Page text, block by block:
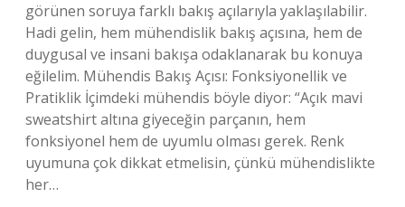
görünen soruya farklı bakış açılarıyla yaklaşılabilir.
Hadi gelin, hem mühendislik bakış açısına, hem de
duygusal ve insani bakışa odaklanarak bu konuya
eğilelim. Mühendis Bakış Açısı: Fonksiyonellik ve
Pratiklik İçimdeki mühendis böyle diyor: “Açık mavi
sweatshirt altına giyeceğin parçanın, hem
fonksiyonel hem de uyumlu olması gerek. Renk
uyumuna çok dikkat etmelisin, çünkü mühendislikte
her…